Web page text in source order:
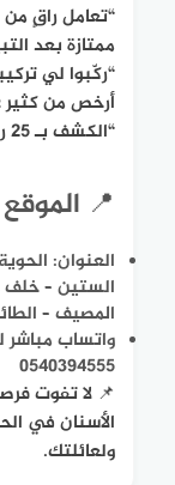
“تعامل راقٍ من
ممتازة بعد
“ركّبوا لي
أرخص من كثير
“الكشف بـ 25 ريال فقط؟! تجربة ممتازة جدًا وسأكررها.”
📍
العنوان:
الستين –
المصيف –
واتساب مباشر
0540394555
📌 لا تفوت
الأسنان في
ولعائلتك.